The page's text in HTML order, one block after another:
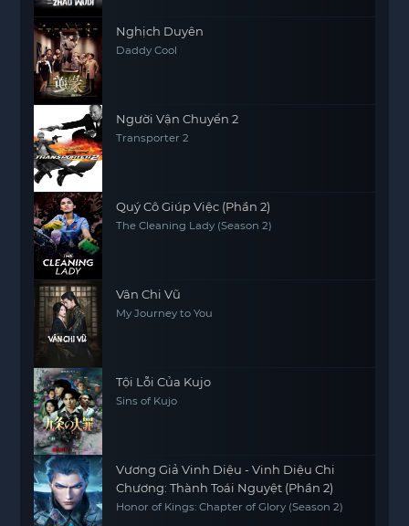
Nghịch Duyên
Daddy Cool
Người Vận Chuyển 2
Transporter 2
Quý Cô Giúp Việc (Phần 2)
The Cleaning Lady (Season 2)
Vân Chi Vũ
My Journey to You
Tội Lỗi Của Kujo
Sins of Kujo
Vương Giả Vinh Diệu - Vinh Diệu Chi
Chương: Thành Toái Nguyệt (Phần 2)
Honor of Kings: Chapter of Glory (Season 2)